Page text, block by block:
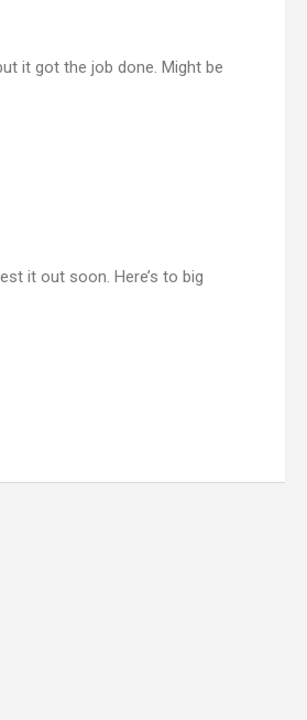
it got the job done. Might be
it out soon. Here’s to big